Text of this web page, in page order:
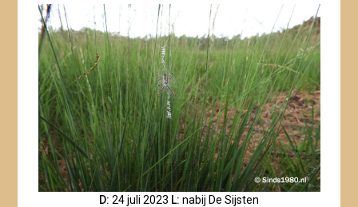
D: 24 juli 2023 L: nabij De Sijsten